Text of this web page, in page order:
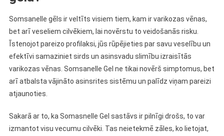
Somsanelle gēls ir veltīts visiem tiem, kam ir varikozas vēnas,
bet arī veseliem cilvēkiem, lai novērstu to veidošanās risku.
Īstenojot pareizo profilaksi, jūs rūpējieties par savu veselību un
efektīvi samaziniet sirds un asinsvadu slimību izraisītās
varikozas vēnas. Somsanelle Gel ne tikai novērš simptomus, bet
arī atbalsta vājināto asinsrites sistēmu un palīdz viņam pareizi
atjaunoties.
Sakarā ar to, ka Somasnelle Gel sastāvs ir pilnīgi drošs, to var
izmantot visu vecumu cilvēki. Tas neietekmē zāles, ko lietojat,